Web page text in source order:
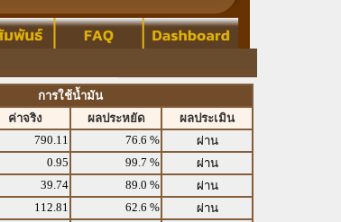
การใช้น้ำมัน
ค่าจริง ผลประหยัด
ผลประเมิน
790.11 76.6 %
ผ่าน
0.95 99.7 %
ผ่าน
39.74 89.0 %
ผ่าน
112.81 62.6 %
ผ่าน